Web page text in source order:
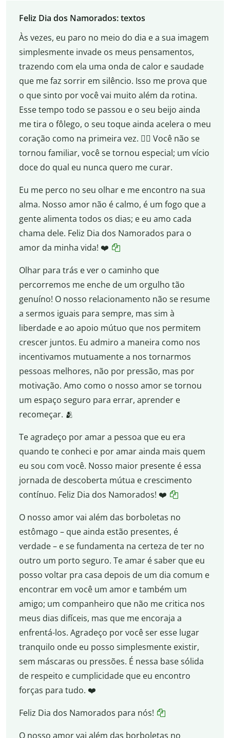
Feliz Dia dos Namorados: textos
Às vezes, eu paro no meio do dia e a sua imagem
simplesmente invade os meus pensamentos,
trazendo com ela uma onda de calor e saudade
que me faz sorrir em silêncio. Isso me prova que
o que sinto por você vai muito além da rotina.
Esse tempo todo se passou e o seu beijo ainda
me tira o fôlego, o seu toque ainda acelera o meu
coração como na primeira vez. ❤️‍🔥 Você não se
tornou familiar, você se tornou especial; um vício
doce do qual eu nunca quero me curar.
Eu me perco no seu olhar e me encontro na sua
alma. Nosso amor não é calmo, é um fogo que a
gente alimenta todos os dias; e eu amo cada
chama dele. Feliz Dia dos Namorados para o
amor da minha vida! ❤️
Olhar para trás e ver o caminho que
percorremos me enche de um orgulho tão
genuíno! O nosso relacionamento não se resume
a sermos iguais para sempre, mas sim à
liberdade e ao apoio mútuo que nos permitem
crescer juntos. Eu admiro a maneira como nos
incentivamos mutuamente a nos tornarmos
pessoas melhores, não por pressão, mas por
motivação. Amo como o nosso amor se tornou
um espaço seguro para errar, aprender e
recomeçar. 🫂
Te agradeço por amar a pessoa que eu era
quando te conheci e por amar ainda mais quem
eu sou com você. Nosso maior presente é essa
jornada de descoberta mútua e crescimento
contínuo. Feliz Dia dos Namorados! ❤️
O nosso amor vai além das borboletas no
estômago – que ainda estão presentes, é
verdade – e se fundamenta na certeza de ter no
outro um porto seguro. Te amar é saber que eu
posso voltar pra casa depois de um dia comum e
encontrar em você um amor e também um
amigo; um companheiro que não me critica nos
meus dias difíceis, mas que me encoraja a
enfrentá-los. Agradeço por você ser esse lugar
tranquilo onde eu posso simplesmente existir,
sem máscaras ou pressões. É nessa base sólida
de respeito e cumplicidade que eu encontro
forças para tudo. ❤️
Feliz Dia dos Namorados para nós!
O nosso amor vai além das borboletas no